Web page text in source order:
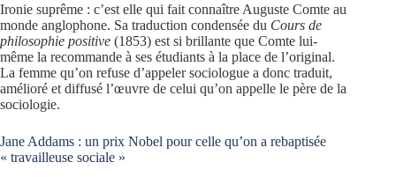
Ironie suprême : c’est elle qui fait connaître Auguste Comte au
monde anglophone. Sa traduction condensée du Cours de
philosophie positive (1853) est si brillante que Comte lui-
même la recommande à ses étudiants à la place de l’original.
La femme qu’on refuse d’appeler sociologue a donc traduit,
amélioré et diffusé l’œuvre de celui qu’on appelle le père de la
sociologie.
Jane Addams : un prix Nobel pour celle qu’on a rebaptisée
« travailleuse sociale »